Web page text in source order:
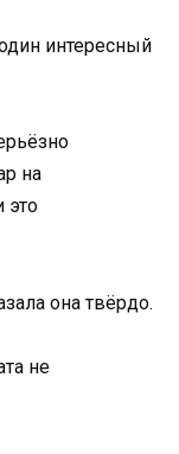
интересный
на
это
она твёрдо.
не